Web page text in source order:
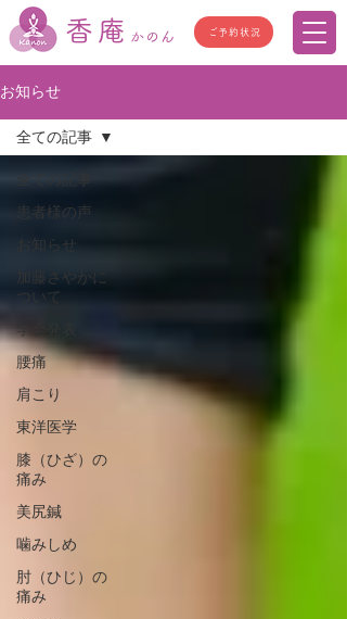
香庵 かのん ご予約状況
お知らせ
患者様の声
お知らせ
加藤さやかに
ついて
学会発表
腰痛
肩こり
東洋医学
膝（ひざ）の
痛み
美尻鍼
噛みしめ
肘（ひじ）の
痛み
全ての記事